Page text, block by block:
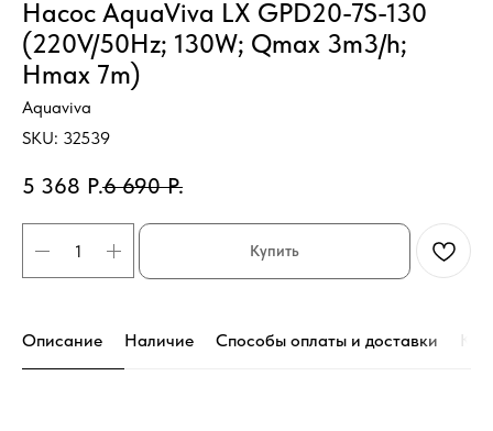
Насос AquaViva LX GPD20-7S-130
(220V/50Hz; 130W; Qmax 3m3/h;
Hmax 7m)
Aquaviva
SKU: 32539
5 368 Р.6 690 Р.
Купить
Описание Наличие Способы оплаты и доставки